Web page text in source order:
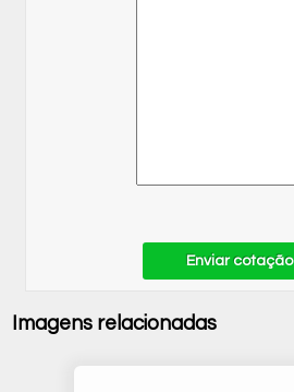
Enviar cotação
Imagens relacionadas